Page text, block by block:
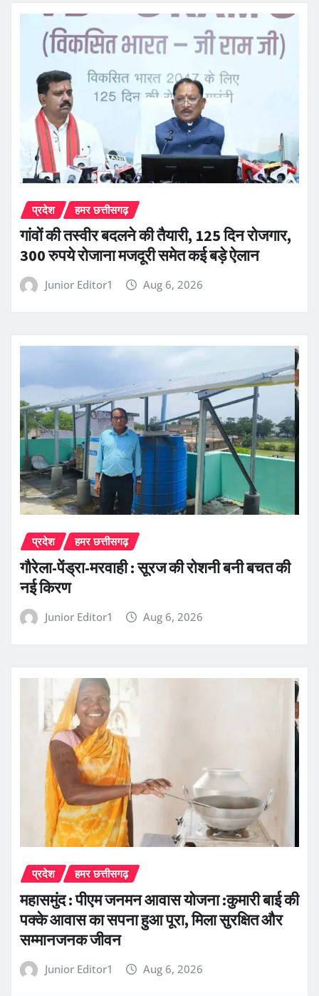
प्रदेश हमर छत्तीसगढ़
गांवों की तस्वीर बदलने की तैयारी, 125 दिन रोजगार,
300 रुपये रोजाना मजदूरी समेत कई बड़े ऐलान
Junior Editor1 Aug 6, 2026
प्रदेश हमर छत्तीसगढ़
गौरेला-पेंड्रा-मरवाही : सूरज की रोशनी बनी बचत की
नई किरण
Junior Editor1 Aug 6, 2026
प्रदेश हमर छत्तीसगढ़
महासमुंद : पीएम जनमन आवास योजना :कुमारी बाई की
पक्के आवास का सपना हुआ पूरा, मिला सुरक्षित और
सम्मानजनक जीवन
Junior Editor1 Aug 6, 2026